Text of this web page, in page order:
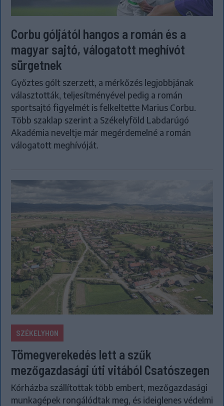
Corbu góljától hangos a román és a
magyar sajtó, válogatott meghívót
sürgetnek
Győztes gólt szerzett, a mérkőzés legjobbjának
választották, teljesítményével pedig a román
sportsajtó figyelmét is felkeltette Marius Corbu.
Több szaklap szerint a Székelyföld Labdarúgó
Akadémia neveltje már megérdemelné a román
válogatott meghívóját.
SZÉKELYHON
Tömegverekedés lett a szűk
mezőgazdasági úti vitából Csatószegen
Kórházba szállítottak több embert, mezőgazdasági
munkagépek rongálódtak meg, és ideiglenes védelmi